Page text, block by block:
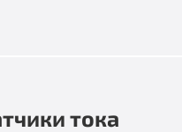
тока